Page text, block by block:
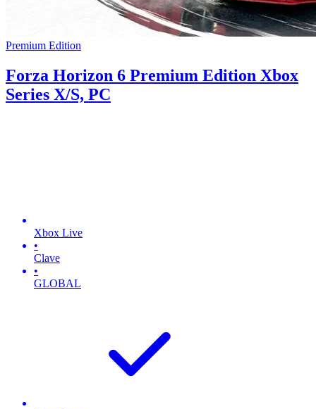
Premium Edition
Forza Horizon 6 Premium Edition Xbox
Series X/S, PC
Xbox Live
•
Clave
•
GLOBAL